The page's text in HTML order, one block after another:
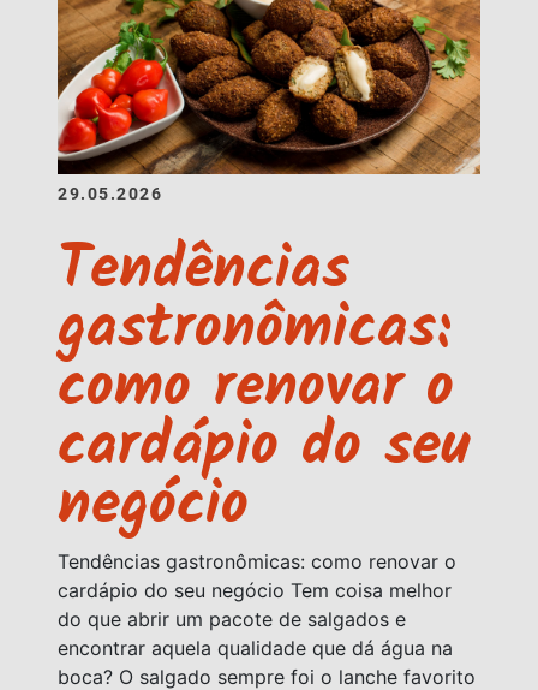
29.05.2026
Tendências
gastronômicas:
como renovar o
cardápio do seu
negócio
Tendências gastronômicas: como renovar o
cardápio do seu negócio Tem coisa melhor
do que abrir um pacote de salgados e
encontrar aquela qualidade que dá água na
boca? O salgado sempre foi o lanche favorito